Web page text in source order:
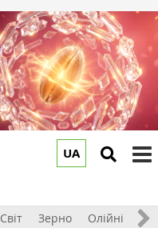
UA
Світ Зерно Олійні